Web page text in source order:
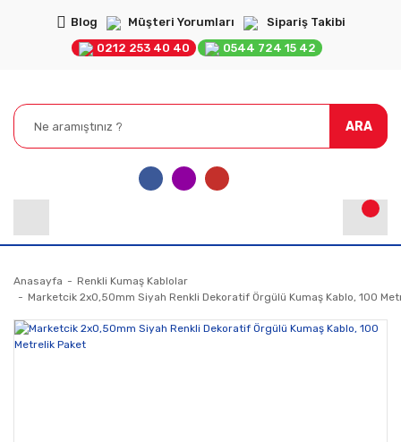
Blog Müşteri Yorumları
Sipariş Takibi
0212 253 40 40
0544 724 15 42
ARA
Anasayfa
Renkli Kumaş Kablolar
Marketcik 2x0,50mm Siyah Renkli Dekoratif Örgülü Kumaş Kablo, 100